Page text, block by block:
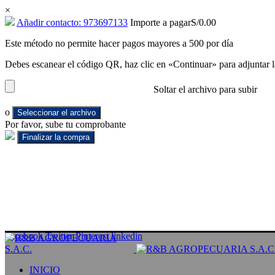
×
Añadir contacto: 973697133 Importe a pagarS/0.00
Este método no permite hacer pagos mayores a 500 por día
Debes escanear el código QR, haz clic en «Continuar» para
Soltar el archivo para subir
o Seleccionar el archivo
Por favor, sube tu comprobante
Facebook Twitter Pinterest linkedin
INICIO